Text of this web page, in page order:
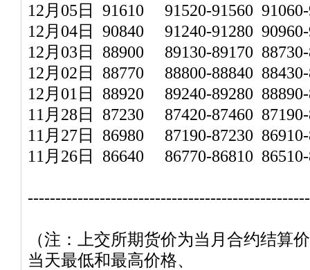
12月05日 91610 91520-91560 91060-
12月04日 90840 91240-91280 90960-
12月03日 88900 89130-89170 88730-
12月02日 88770 88800-88840 88430-
12月01日 88920 89240-89280 88890-
11月28日 87230 87420-87460 87190-
11月27日 86980 87190-87230
11月26日 86640 86770-86810 86510-
（注：上交所期货价为当月合约结算
当天最低和最高价格、